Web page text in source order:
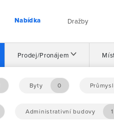
Nabídka Dražby
Byty 0
Administrativní budovy 1
Prodej/Pronájem
příležitosti.